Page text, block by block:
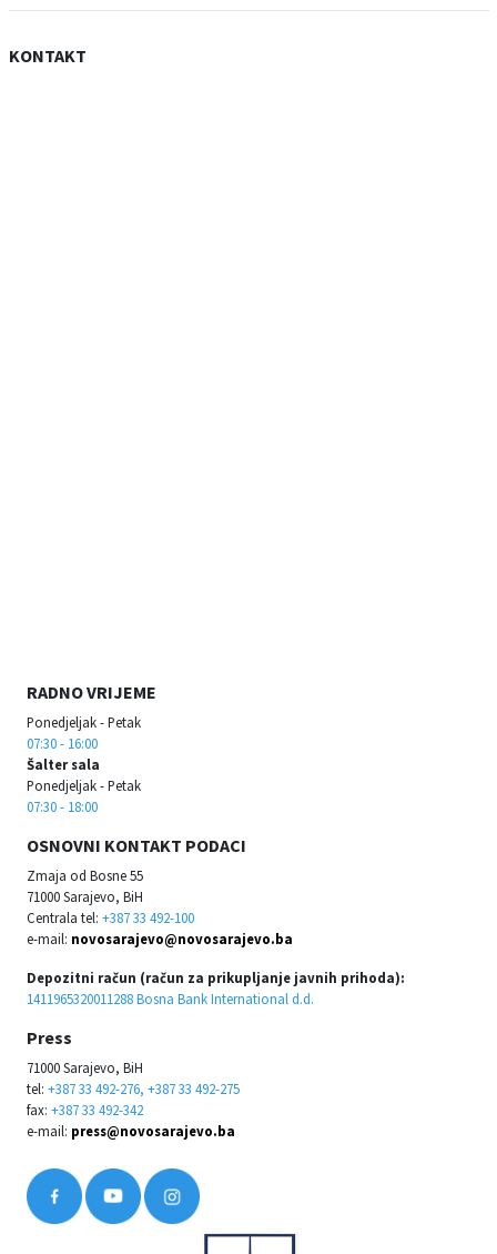
KONTAKT
RADNO VRIJEME
Ponedjeljak - Petak
07:30 - 16:00
Šalter sala
Ponedjeljak - Petak
07:30 - 18:00
OSNOVNI KONTAKT PODACI
Zmaja od Bosne 55
71000 Sarajevo, BiH
Centrala tel: +387 33 492-100
e-mail: novosarajevo@novosarajevo.ba
Depozitni račun (račun za prikupljanje javnih prihoda):
1411965320011288 Bosna Bank International d.d.
Press
71000 Sarajevo, BiH
tel: +387 33 492-276, +387 33 492-275
fax: +387 33 492-342
e-mail: press@novosarajevo.ba